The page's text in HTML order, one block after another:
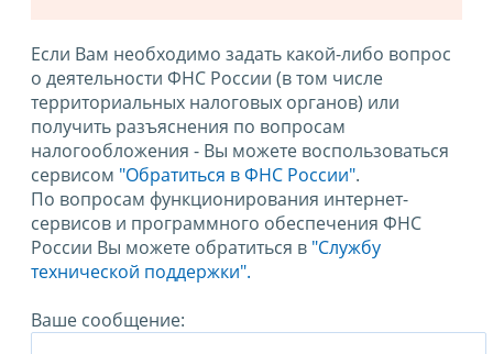
Если Вам необходимо задать какой-либо вопрос
о деятельности ФНС России (в том числе
территориальных налоговых органов) или
получить разъяснения по вопросам
налогообложения - Вы можете воспользоваться
сервисом "Обратиться в ФНС России".
По вопросам функционирования интернет-
сервисов и программного обеспечения ФНС
России Вы можете обратиться в "Службу
технической поддержки".
Ваше сообщение: